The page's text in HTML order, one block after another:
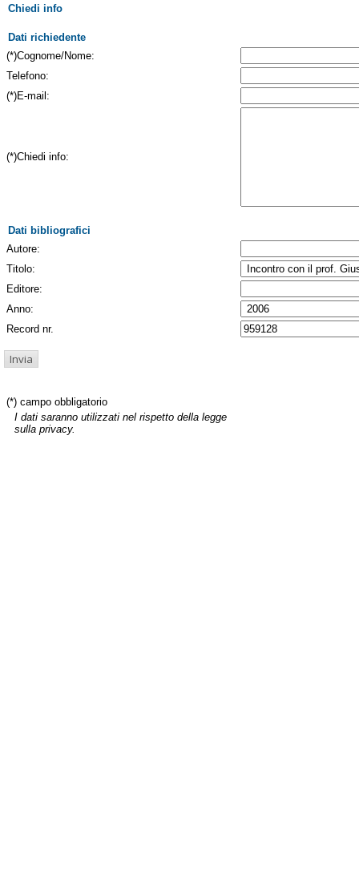
Chiedi info
Dati richiedente
(*)Cognome/Nome:
Telefono:
(*)E-mail:
(*)Chiedi info:
Dati bibliografici
Autore:
Titolo:
Editore:
Anno:
Record nr.
(*) campo obbligatorio
I dati saranno utilizzati nel rispetto della legge
sulla privacy.